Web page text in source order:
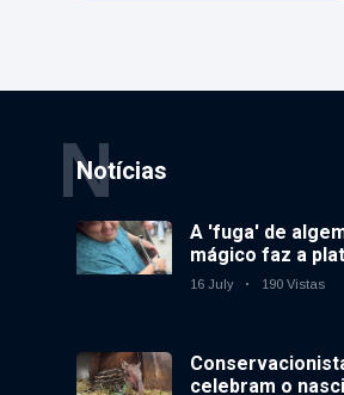
Notícias
N
A 'fuga' de
mágico faz a
16 July 190 Vistas
celebram o